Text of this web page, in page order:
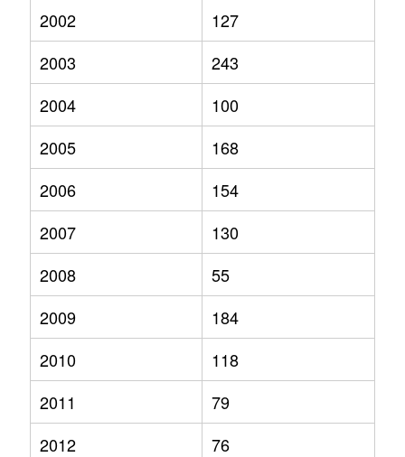
2002
127
2003
243
2004
100
2005
168
2006
154
2007
130
2008
55
2009
184
2010
118
2011
79
2012
76